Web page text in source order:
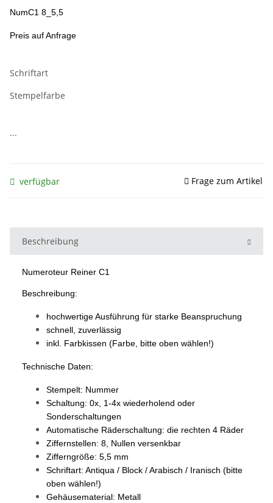
NumC1 8_5,5
Preis auf Anfrage
Schriftart
Stempelfarbe
...
verfügbar Frage zum Artikel
Beschreibung
Numeroteur Reiner C1
Beschreibung:
hochwertige Ausführung für starke Beanspruchung
schnell, zuverlässig
inkl. Farbkissen (Farbe, bitte oben wählen!)
Technische Daten:
Stempelt: Nummer
Schaltung: 0x, 1-4x wiederholend oder
Sonderschaltungen
Automatische Räderschaltung: die rechten 4 Räder
Ziffernstellen: 8, Nullen versenkbar
Zifferngröße: 5,5 mm
Schriftart: Antiqua / Block / Arabisch / Iranisch (bitte
oben wählen!)
Gehäusematerial: Metall